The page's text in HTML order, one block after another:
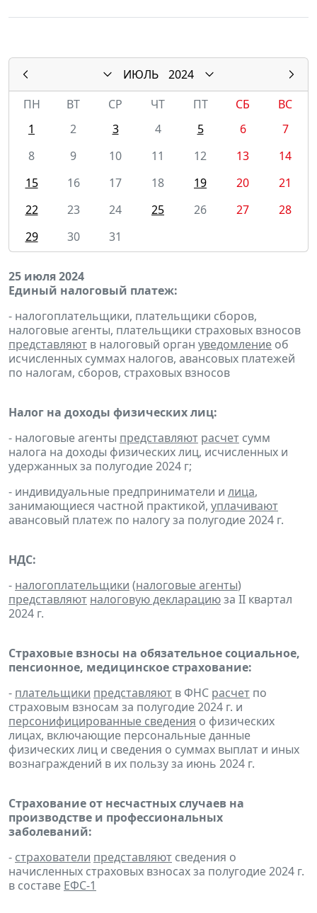
ИЮЛЬ
2024
ПН
ВТ СР ЧТ ПТ СБ
ВС
1
2 3 4 5 6
7
8
9 10 11 12 13
14
15
16 17 18 19 20
21
22
23 24 25 26 27
28
29
30 31
25 июля 2024
Единый налоговый платеж:
- налогоплательщики, плательщики сборов,
налоговые агенты, плательщики страховых взносов
представляют в налоговый орган уведомление об
исчисленных суммах налогов, авансовых платежей
по налогам, сборов, страховых взносов
Налог на доходы физических лиц:
- налоговые агенты представляют расчет сумм
налога на доходы физических лиц, исчисленных и
удержанных за полугодие 2024 г;
- индивидуальные предприниматели и лица,
занимающиеся частной практикой, уплачивают
авансовый платеж по налогу за полугодие 2024 г.
НДС:
- налогоплательщики (налоговые агенты)
представляют налоговую декларациюза II квартал
2024 г.
Страховые взносы на обязательное социальное,
пенсионное, медицинское страхование:
- плательщики представляют в ФНС расчет по
страховым взносам за полугодие 2024 г. и
персонифицированные сведения о физических
лицах, включающие персональные данные
физических лиц и сведения о суммах выплат и иных
вознаграждений в их пользу за июнь 2024 г.
Страхование от несчастных случаев на
производстве и профессиональных
заболеваний:
- страхователи представляют сведения о
начисленных страховых взносах за полугодие 2024 г.
в составе ЕФС-1